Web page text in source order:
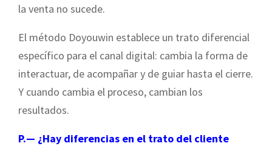
la venta no sucede.
El método Doyouwin establece un trato diferencial
específico para el canal digital: cambia la forma de
interactuar, de acompañar y de guiar hasta el cierre.
Y cuando cambia el proceso, cambian los
resultados.
P.— ¿Hay diferencias en el trato del cliente